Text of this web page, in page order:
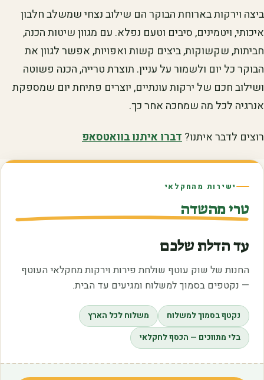
ביצה וירקות בארוחת הבוקר הם שילוב נצחי שמשלב חלבון
איכותי, ויטמינים, סיבים וטעם נפלא. עם מגוון שיטות הכנה,
חביתות, שקשוקות, ביצים קשות ואפויות, אפשר לגוון את
הבוקר כל יום ולשמור על עניין. תוצרת טרייה, הכנה פשוטה
ושילוב חכם של ירקות עונתיים, יוצרים פתיחת יום שמספקת
אנרגיה לכל מה שמחכה אחר כך.
רוצים לדבר איתנו?דברו איתנו בוואטסאפ
ישירות מהחקלאי
טרי מהשדה
עד הדלת שלכם
החנות של שוק עוטף שולחת פירות וירקות מחקלאי העוטף
— נקטפים בסמוך למשלוח ומגיעים עד הבית.
נקטף בסמוך למשלוח
משלוח לכל הארץ
בלי מתווכים — הכסף לחקלאי